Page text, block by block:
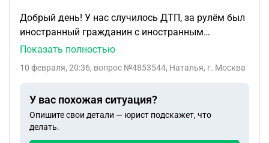
Добрый день! У нас случилось ДТП, за рулём был
иностранный гражданин с иностранным
водительским удостоверением (он был вписан в
страховая отказалась платить. Автомобиль
Показать полностью
10 февраля, 20:36, вопрос №4853544, Наталья, г. Москва
У вас похожая ситуация?
Опишите свои детали — юрист подскажет, что
делать.